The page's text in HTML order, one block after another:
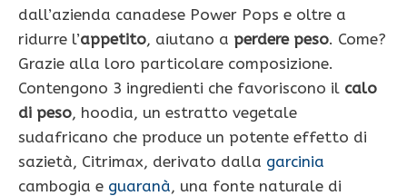
dall’azienda canadese Power Pops e oltre a
ridurre l’appetito, aiutano a perdere peso. Come?
Grazie alla loro particolare composizione.
Contengono 3 ingredienti che favoriscono il calo
di peso, hoodia, un estratto vegetale
sudafricano che produce un potente effetto di
sazietà, Citrimax, derivato dalla garcinia
cambogia e guaranà, una fonte naturale di